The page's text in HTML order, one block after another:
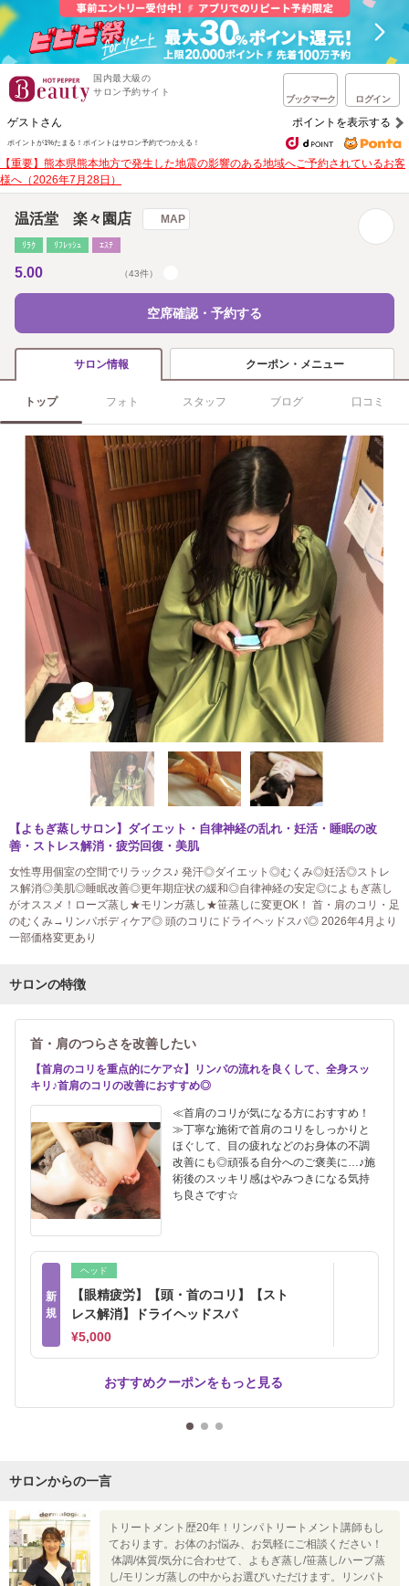
国内最大級の
サロン予約サイト
ブックマーク ログイン
ゲストさん ポイントを表示する
ポイントが1%たまる！ ポイントはサロン予約でつかえる！
【重要】熊本県熊本地方で発生した地震の影響のある地域へご予約されているお客
様へ（2026年7月28日）
温活堂 楽々園店 MAP
ﾘﾗｸ ﾘﾌﾚｯｼｭ ｴｽﾃ
5.00 （43件）
空席確認・予約する
サロン情報 クーポン・メニュー
トップ フォト スタッフ ブログ 口コミ
【よもぎ蒸しサロン】ダイエット・自律神経の乱れ・妊活・睡眠の改
善・ストレス解消・疲労回復・美肌
女性専用個室の空間でリラックス♪ 発汗◎ダイエット◎むくみ◎妊活◎ストレ
ス解消◎美肌◎睡眠改善◎更年期症状の緩和◎自律神経の安定◎によもぎ蒸し
がオススメ！ローズ蒸し★モリンガ蒸し★笹蒸しに変更OK！ 首・肩のコリ・足
のむくみ→リンパボディケア◎ 頭のコリにドライヘッドスパ◎ 2026年4月より
一部価格変更あり
サロンの特徴
首・肩のつらさを改善したい
【首肩のコリを重点的にケア☆】リンパの流れを良くして、全身スッ
キリ♪首肩のコリの改善におすすめ◎
≪首肩のコリが気になる方におすすめ！
≫丁寧な施術で首肩のコリをしっかりと
ほぐして、目の疲れなどのお身体の不調
改善にも◎頑張る自分へのご褒美に…♪施
術後のスッキリ感はやみつきになる気持
ち良さです☆
新
規
ヘッド
【眼精疲労】【頭・首のコリ】【スト
レス解消】ドライヘッドスパ
¥5,000
おすすめクーポンをもっと見る
サロンからの一言
トリートメント歴20年！リンパトリートメント講師もし
ております。お体のお悩み、お気軽にご相談ください！
体調/体質/気分に合わせて、よもぎ蒸し/笹蒸し/ハーブ蒸
し/モリンガ蒸しの中からお選びいただけます。リンパト